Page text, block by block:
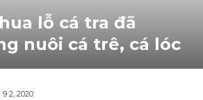
lỗ cá tra đã
nuôi cá trê, cá lóc
2, 2020